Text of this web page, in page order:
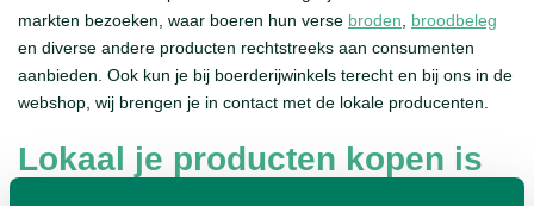
markten bezoeken, waar boeren hun verse broden
broodbeleg
en diverse andere producten rechtstreeks aan consumenten
aanbieden. Ook kun je bij boerderijwinkels terecht en bij ons in de
webshop, wij brengen je in contact met de lokale producenten.
Lokaal je producten kopen is